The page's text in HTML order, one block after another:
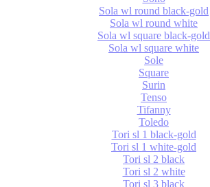
Sola wl round black-gold
Sola wl round white
Sola wl square black-gold
Sola wl square white
Sole
Square
Surin
Tenso
Tifanny
Toledo
Tori sl 1 black-gold
Tori sl 1 white-gold
Tori sl 2 black
Tori sl 2 white
Tori sl 3 black